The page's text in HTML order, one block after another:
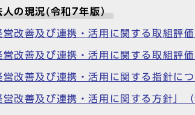
人の現況(令和7年版）
営改善及び連携・活用に関する取組評
営改善及び連携・活用に関する取組評
営改善及び連携・活用に関する指針に
営改善及び連携・活用に関する方針」